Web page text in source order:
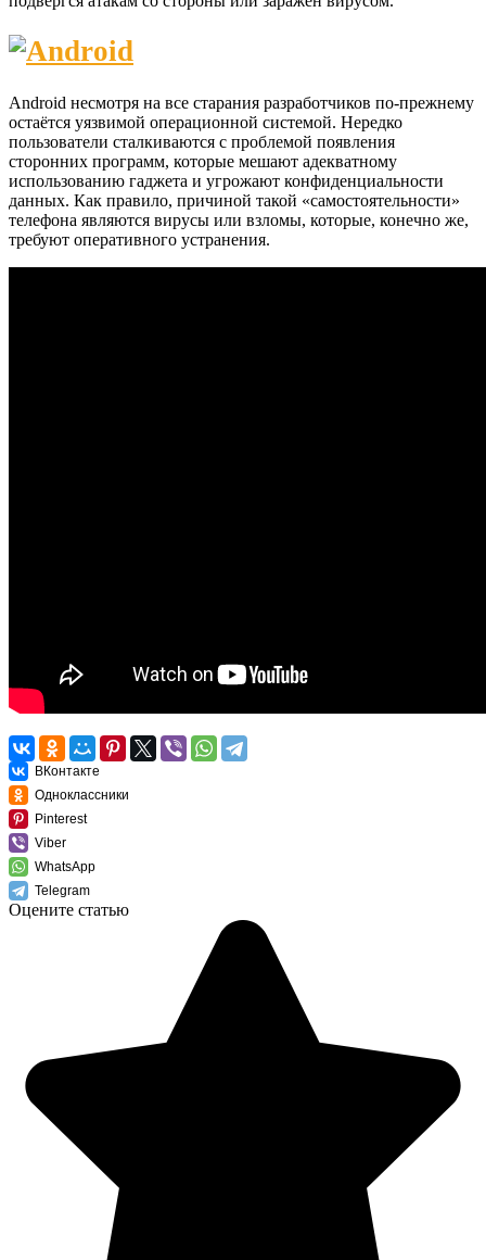
Android несмотря на все старания разработчиков по-прежнему
остаётся уязвимой операционной системой. Нередко
пользователи сталкиваются с проблемой появления
сторонних программ, которые мешают адекватному
использованию гаджета и угрожают конфиденциальности
данных. Как правило, причиной такой «самостоятельности»
телефона являются вирусы или взломы, которые, конечно же,
требуют оперативного устранения.
ВКонтакте
Одноклассники
Pinterest
Viber
WhatsApp
Telegram
Оцените статью